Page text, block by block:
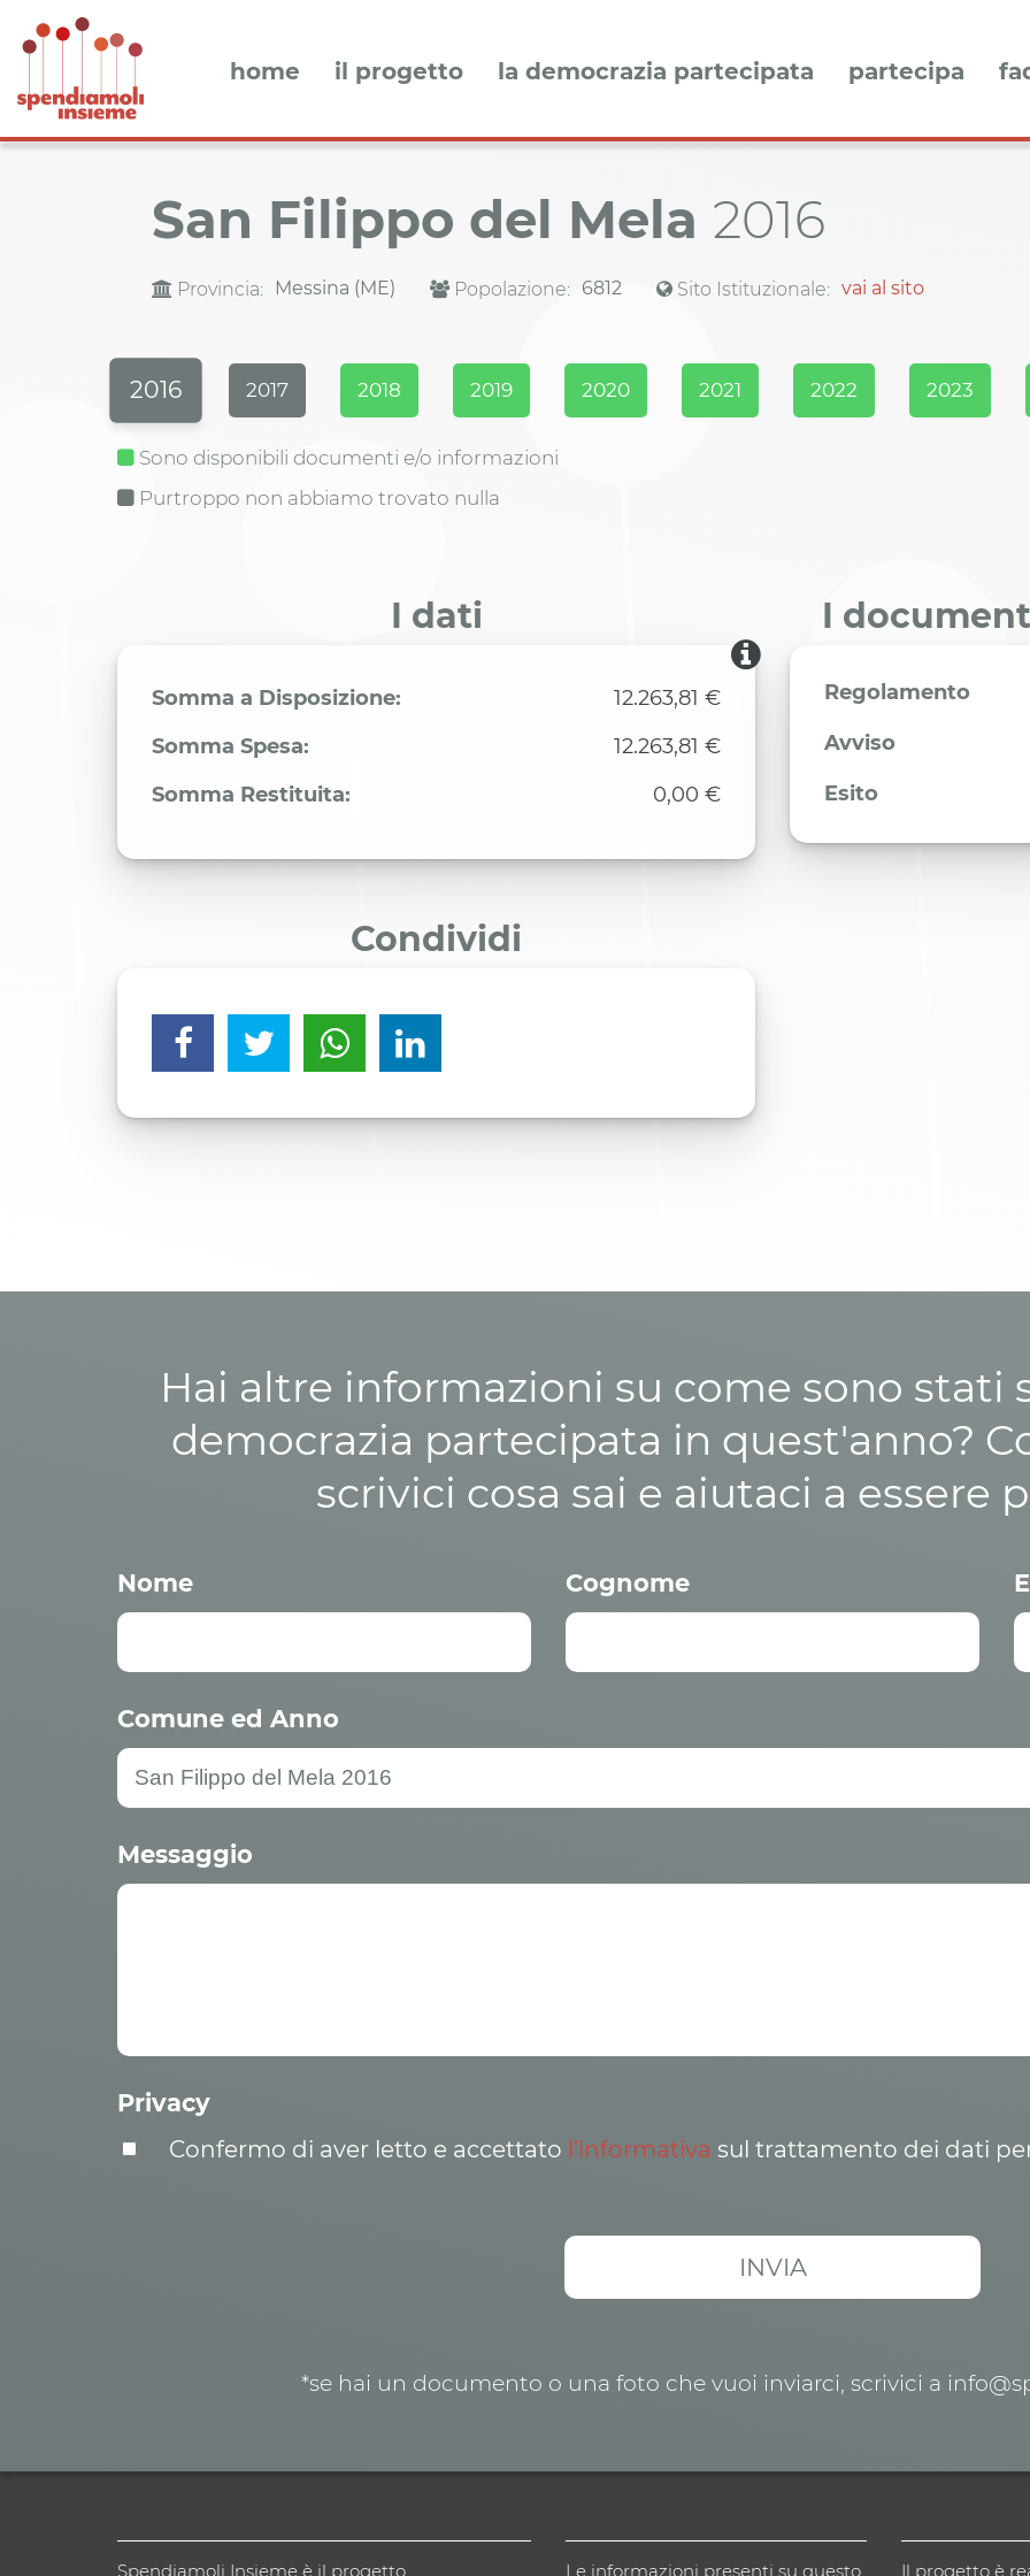
home il progetto la democrazia partecipata partecipa
San Filippo del Mela 2016
Provincia: Messina (ME) Popolazione: 6812 Sito Istituzionale: vai al sito
2016 2017 2018 2019 2020 2021 2022 2023
Sono disponibili documenti e/o informazioni
Purtroppo non abbiamo trovato nulla
I dati
Somma a Disposizione:
12.263,81 €
Somma Spesa:
12.263,81 €
Somma Restituita:
0,00 €
I
Regolamento
Avviso
Esito
Condividi
Hai altre informazioni su come sono stati
democrazia partecipata in quest'anno?
scrivici cosa sai e aiutaci a essere
Nome Cognome
Comune ed Anno
Messaggio
Privacy
Confermo di aver letto e accettato l’informativa sul trattamento dei dati
*se hai un documento o una foto che vuoi inviarci, scrivici a
Spendiamoli Insieme è il progetto Le informazioni presenti su questo Il progetto è